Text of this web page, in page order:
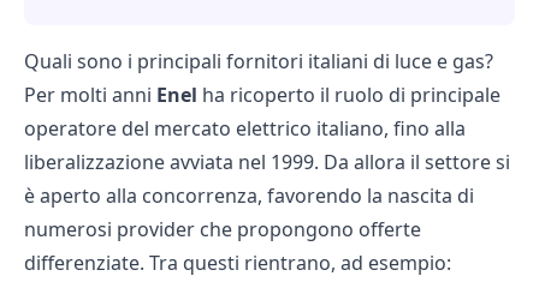
Quali sono i principali fornitori italiani di luce e gas?
Per molti anni Enel ha ricoperto il ruolo di principale
operatore del mercato elettrico italiano, fino alla
liberalizzazione avviata nel 1999. Da allora il settore si
è aperto alla concorrenza, favorendo la nascita di
numerosi provider che propongono offerte
differenziate. Tra questi rientrano, ad esempio: